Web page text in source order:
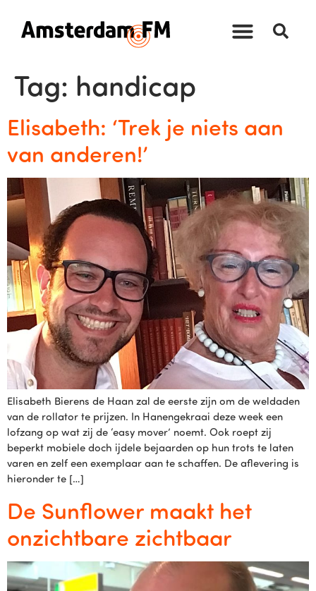
Tag: handicap
Elisabeth: ‘Trek je niets aan
van anderen!’
Elisabeth Bierens de Haan zal de eerste zijn om de weldaden
van de rollator te prijzen. In Hanengekraai deze week een
lofzang op wat zij de ‘easy mover’ noemt. Ook roept zij
beperkt mobiele doch ijdele bejaarden op hun trots te laten
varen en zelf een exemplaar aan te schaffen. De aflevering is
hieronder te […]
De Sunflower maakt het
onzichtbare zichtbaar